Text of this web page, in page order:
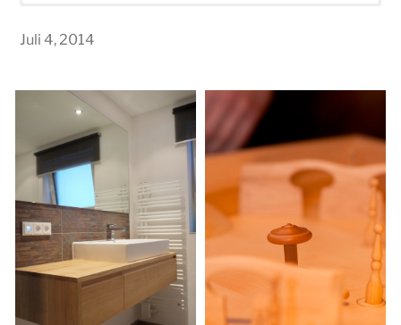
Baujahr: 2006
Gestaltung, Ausführung und Montage: Ulf Schmidt
Juli 4, 2014